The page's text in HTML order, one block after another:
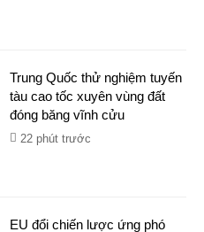
Trung Quốc thử nghiệm tuyến
tàu cao tốc xuyên vùng đất
đóng băng vĩnh cửu
22 phút trước
EU đổi chiến lược ứng phó